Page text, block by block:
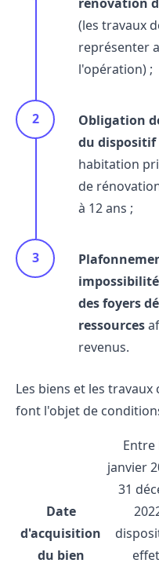
(les travaux
représenter
l'opération) ;
Obligation
du dispositif
habitation
de
à 12 ans ;
des foyers
ressources
revenus.
Les biens et les
font l'objet de
Date
d'acquisition
du bien
Entre
janvier
31